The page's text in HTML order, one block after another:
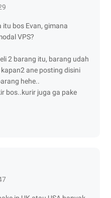
bos Evan, gimana
VPS?
2 barang itu, barang udah
ane posting disini
hehe..
bos..kurir juga ga pake